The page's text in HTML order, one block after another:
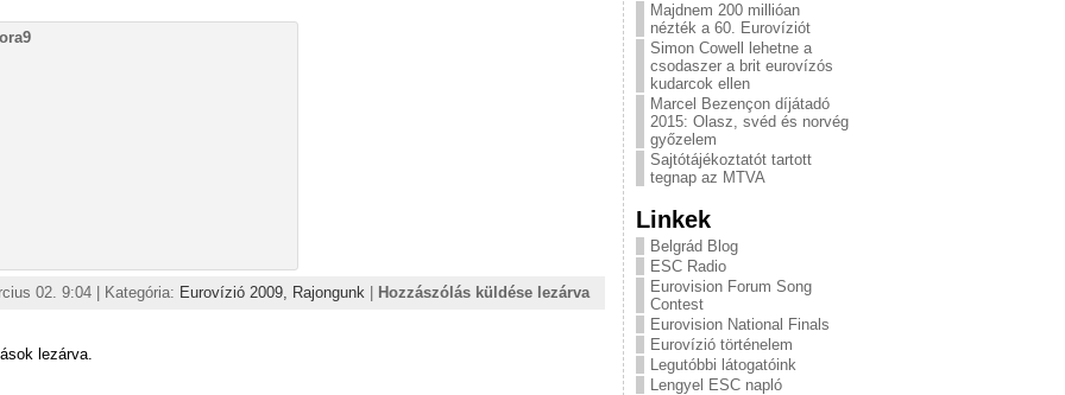
02. 9:04 | Kategória: Eurovízió 2009, Rajongunk Hozzászólás küldése lezárva
lezárva.
Majdnem 200 millióan
nézték a 60. Eurovíziót
Simon Cowell lehetne a
csodaszer a brit eurovízós
kudarcok ellen
Marcel Bezençon díjátadó
2015: Olasz, svéd és norvég
győzelem
Sajtótájékoztatót tartott
tegnap az MTVA
Linkek
Belgrád Blog
ESC Radio
Eurovision Forum Song
Contest
Eurovision National Finals
Eurovízió történelem
Legutóbbi látogatóink
Lengyel ESC napló